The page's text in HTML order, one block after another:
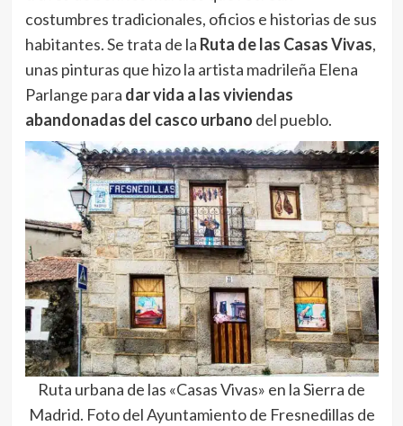
costumbres tradicionales, oficios e historias de sus
habitantes. Se trata de la Ruta de las Casas Vivas,
unas pinturas que hizo la artista madrileña Elena
Parlange para dar vida a las viviendas
abandonadas del casco urbano del pueblo.
Ruta urbana de las «Casas Vivas» en la Sierra de
Madrid. Foto del Ayuntamiento de Fresnedillas de